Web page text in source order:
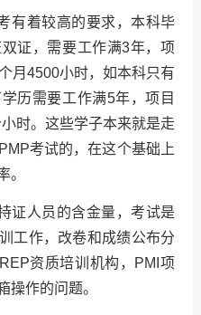
有着较高的要求，本科毕
证，需要工作满3年，项
月4500小时，如本科只有
历需要工作满5年，项目
时。这些学子本来就是走
考试的，在这个基础上
。
证人员的含金量，考试是
工作，改卷和成绩公布分
资质培训机构，PMI项
操作的问题。